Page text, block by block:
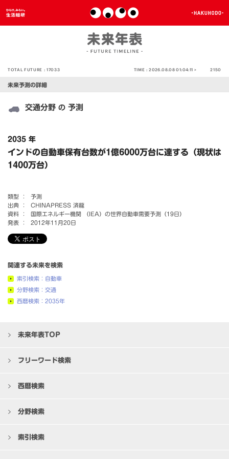
TOTAL FUTURE :17033 TIME :2026.08.08 01:04:11 > 2150
未来予測の詳細
交通分野 の 予測
2035 年
インドの自動車保有台数が1億6000万台に達する（現状は
1400万台）
類型 ：
予測
出典 ：
CHINAPRESS 済龍
資料 ：
国際エネルギー機関 （IEA）の世界自動車需要予測（19日）
発表 ：
2012年11月20日
関連する未来を検索
索引検索：自動車
分野検索：交通
西暦検索：2035年
未来年表TOP
フリーワード検索
西暦検索
分野検索
索引検索